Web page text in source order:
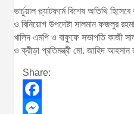
ভার্চুয়াল প্ল্যাটফর্মে বিশেষ অতিথি
ও বিনিয়োগ উপদেষ্টা সালমান ফজলুর
খালিদ এমপি ও বাফুফে সভাপতি কাজী
ও ক্রীড়া প্রতিমন্ত্রী মো. জাহিদ আহসান
Share:
F